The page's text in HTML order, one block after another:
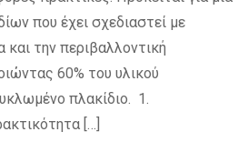
που έχει σχεδιαστεί με
την περιβαλλοντική
60% του υλικού
πλακίδιο. 1.
[…]